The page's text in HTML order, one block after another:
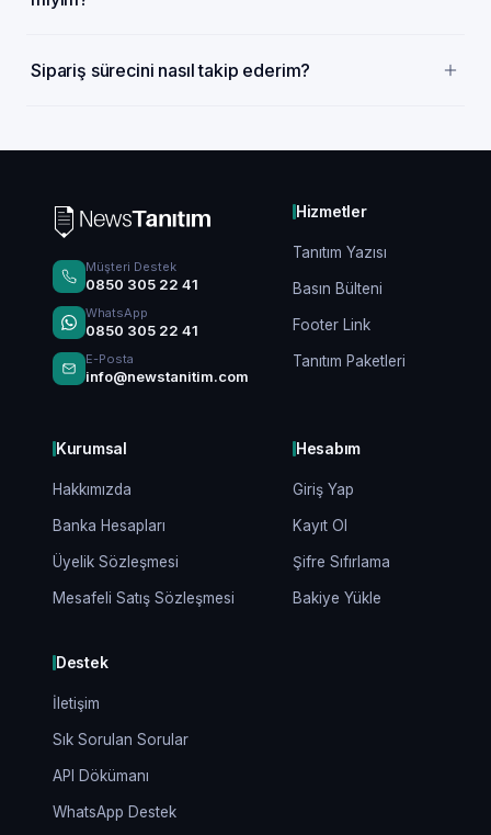
Sipariş sürecini nasıl takip ederim?
Müşteri Destek
0850 305 22 41
WhatsApp
0850 305 22 41
E-Posta
info@newstanitim.com
Hizmetler
Tanıtım Yazısı
Basın Bülteni
Footer Link
Tanıtım Paketleri
Kurumsal
Hakkımızda
Banka Hesapları
Üyelik Sözleşmesi
Mesafeli Satış Sözleşmesi
Hesabım
Giriş Yap
Kayıt Ol
Şifre Sıfırlama
Bakiye Yükle
Destek
İletişim
Sık Sorulan Sorular
API Dökümanı
WhatsApp Destek